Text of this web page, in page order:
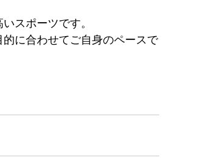
スポーツです。
に合わせてご自身のペースで